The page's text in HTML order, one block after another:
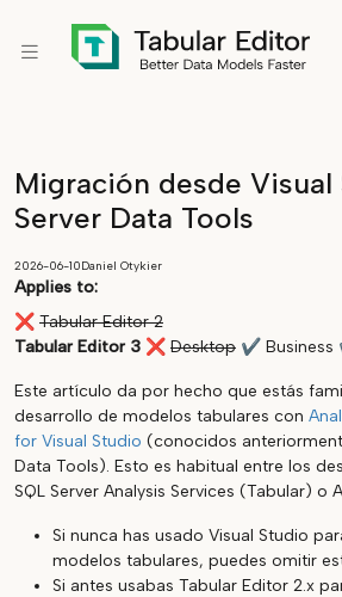
Migración desde Visual
Server Data Tools
2026-06-10Daniel Otykier
Applies to:
❌ Tabular Editor 2
Tabular Editor 3 ❌ Desktop ✔ Business
Este artículo da por hecho que estás
desarrollo de modelos tabulares con
for Visual Studio (conocidos
Data Tools). Esto es habitual entre los
SQL Server Analysis Services (Tabular) o
Si nunca has usado Visual Studio
modelos tabulares, puedes omitir
Si antes usabas Tabular Editor 2.x